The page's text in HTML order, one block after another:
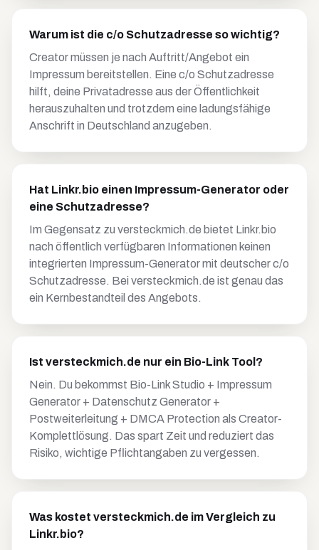
Warum ist die c/o Schutzadresse so wichtig?
Creator müssen je nach Auftritt/Angebot ein
Impressum bereitstellen. Eine c/o Schutzadresse
hilft, deine Privatadresse aus der Öffentlichkeit
herauszuhalten und trotzdem eine ladungsfähige
Anschrift in Deutschland anzugeben.
Hat Linkr.bio einen Impressum-Generator oder
eine Schutzadresse?
Im Gegensatz zu versteckmich.de bietet Linkr.bio
nach öffentlich verfügbaren Informationen keinen
integrierten Impressum-Generator mit deutscher c/o
Schutzadresse. Bei versteckmich.de ist genau das
ein Kernbestandteil des Angebots.
Ist versteckmich.de nur ein Bio-Link Tool?
Nein. Du bekommst Bio-Link Studio + Impressum
Generator + Datenschutz Generator +
Postweiterleitung + DMCA Protection als Creator-
Komplettlösung. Das spart Zeit und reduziert das
Risiko, wichtige Pflichtangaben zu vergessen.
Was kostet versteckmich.de im Vergleich zu
Linkr.bio?